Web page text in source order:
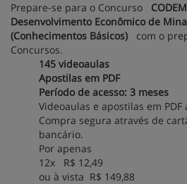
Prepare-se para o Concurso
Desenvolvimento Econômico de
(Conhecimentos Básicos)
com o
Concursos.
145 videoaulas
Apostilas em PDF
Período de acesso: 3 meses
Videoaulas e apostilas em PDF
Compra segura através de
bancário.
Por apenas
12x R$ 12,49
ou à vista R$ 149,88